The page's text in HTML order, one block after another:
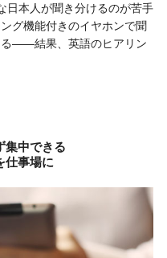
日本人が聞き分けるのが苦手
グ機能付きのイヤホンで聞
る――結果、英語のヒアリン
集中できる
仕事場に